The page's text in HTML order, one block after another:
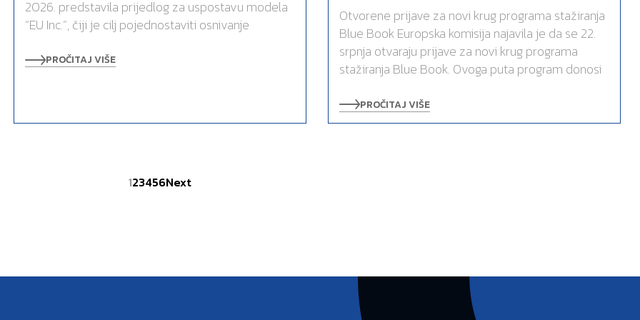
2026. predstavila prijedlog za uspostavu modela
“EU Inc.”, čiji je cilj pojednostaviti osnivanje
PROČITAJ VIŠE
Otvorene prijave za novi krug programa stažiranja
Blue Book Europska komisija najavila je da se 22.
srpnja otvaraju prijave za novi krug programa
stažiranja Blue Book. Ovoga puta program donosi
PROČITAJ VIŠE
123456Next